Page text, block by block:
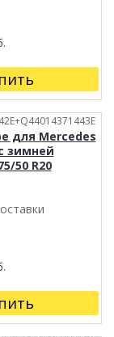
для Mercedes
зимней
50 R20